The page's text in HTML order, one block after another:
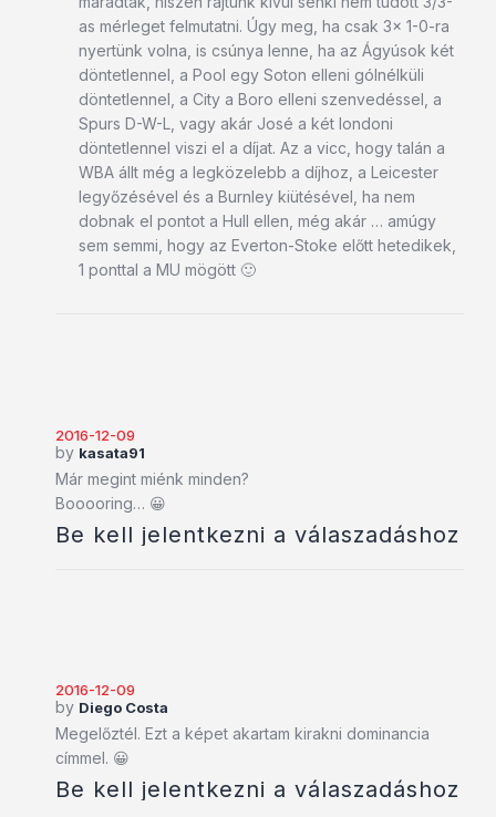
as mérleget felmutatni. Úgy meg, ha csak 3x 1-0-ra
nyertünk volna, is csúnya lenne, ha az Ágyúsok két
döntetlennel, a Pool egy Soton elleni gólnélküli
döntetlennel, a City a Boro elleni szenvedéssel, a
Spurs D-W-L, vagy akár José a két londoni
döntetlennel viszi el a díjat. Az a vicc, hogy talán a
WBA állt még a legközelebb a díjhoz, a Leicester
legyőzésével és a Burnley kiütésével, ha nem
dobnak el pontot a Hull ellen, még akár … amúgy
sem semmi, hogy az Everton-Stoke előtt hetedikek,
1 ponttal a MU mögött 🙂
2016-12-09
by kasata91
Már megint miénk minden?
Booooring… 😀
Be kell jelentkezni a válaszadáshoz
2016-12-09
by Diego Costa
Megelőztél. Ezt a képet akartam kirakni dominancia
címmel. 😀
Be kell jelentkezni a válaszadáshoz